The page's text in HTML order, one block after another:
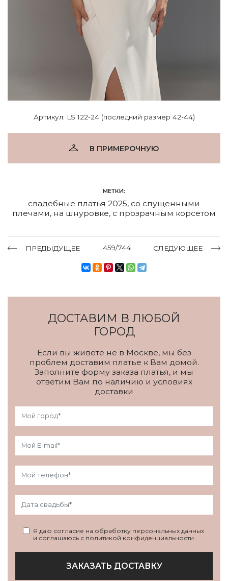
Артикул: LS 122-24 (последний размер 42-44)
В ПРИМЕРОЧНУЮ
МЕТКИ:
свадебные платья 2025, со спущенными
плечами, на шнуровке, с прозрачным корсетом
ПРЕДЫДУЩЕЕ 459/744 СЛЕДУЮЩЕЕ
ДОСТАВИМ В ЛЮБОЙ
ГОРОД
Если вы живете не в Москве, мы без
проблем доставим платье к Вам домой.
Заполните форму заказа платья, и мы
ответим Вам по наличию и условиях
доставки
Я даю согласие на обработку персональных данных
и соглашаюсь с политикой конфиденциальности
ЗАКАЗАТЬ ДОСТАВКУ